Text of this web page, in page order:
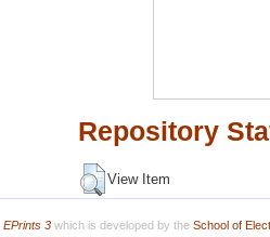
Repository
View Item
EPrints 3which is developed by the School of